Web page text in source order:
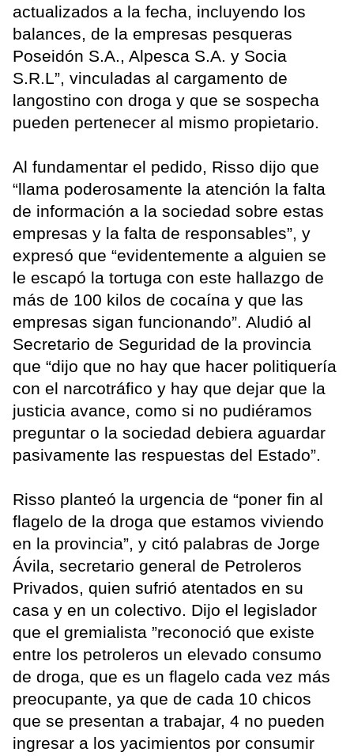
actualizados a la fecha, incluyendo los
balances, de la empresas pesqueras
Poseidón S.A., Alpesca S.A. y Socia
S.R.L”, vinculadas al cargamento de
langostino con droga y que se sospecha
pueden pertenecer al mismo propietario.
Al fundamentar el pedido, Risso dijo que
“llama poderosamente la atención la falta
de información a la sociedad sobre estas
empresas y la falta de responsables”, y
expresó que “evidentemente a alguien se
le escapó la tortuga con este hallazgo de
más de 100 kilos de cocaína y que las
empresas sigan funcionando”. Aludió al
Secretario de Seguridad de la provincia
que “dijo que no hay que hacer politiquería
con el narcotráfico y hay que dejar que la
justicia avance, como si no pudiéramos
preguntar o la sociedad debiera aguardar
pasivamente las respuestas del Estado”.
Risso planteó la urgencia de “poner fin al
flagelo de la droga que estamos viviendo
en la provincia”, y citó palabras de Jorge
Ávila, secretario general de Petroleros
Privados, quien sufrió atentados en su
casa y en un colectivo. Dijo el legislador
que el gremialista ”reconoció que existe
entre los petroleros un elevado consumo
de droga, que es un flagelo cada vez más
preocupante, ya que de cada 10 chicos
que se presentan a trabajar, 4 no pueden
ingresar a los yacimientos por consumir